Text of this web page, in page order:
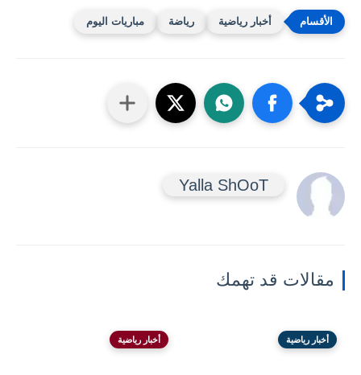
أخبار رياضية رياضة مباريات اليوم
Yalla ShOoT
مقالات قد تهمك
أخبار رياضية أخبار رياضية